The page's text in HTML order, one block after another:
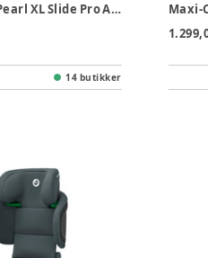
Maxi-Cosi Pearl XL Slide Pro Autostol - Authentic Graphite
14 butikker